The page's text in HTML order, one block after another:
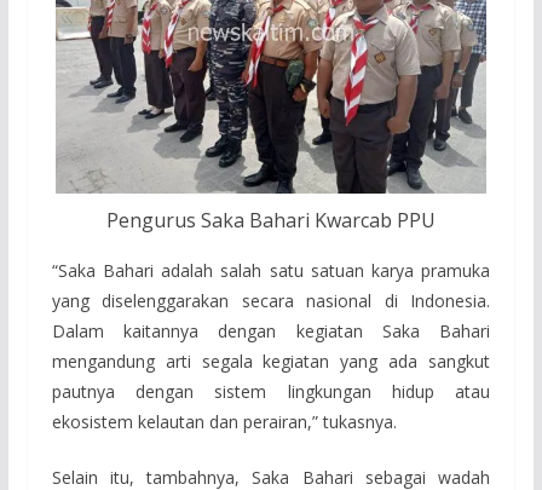
Pengurus Saka Bahari Kwarcab PPU
“Saka Bahari adalah salah satu satuan karya pramuka
yang diselenggarakan secara nasional di Indonesia.
Dalam kaitannya dengan kegiatan Saka Bahari
mengandung arti segala kegiatan yang ada sangkut
pautnya dengan sistem lingkungan hidup atau
ekosistem kelautan dan perairan,” tukasnya.
Selain itu, tambahnya, Saka Bahari sebagai wadah